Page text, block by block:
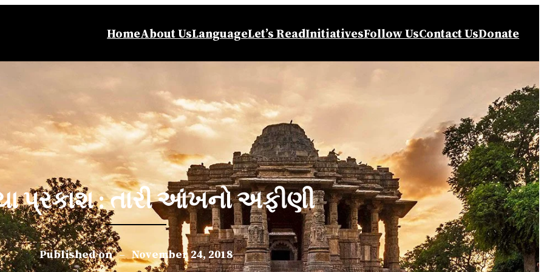
HomeAbout UsLanguageLet’s ReadInitiativesFollow UsContact UsDonate
પ્રકાશ : તારી આંખનો અફીણી
Published on – November 24, 2018